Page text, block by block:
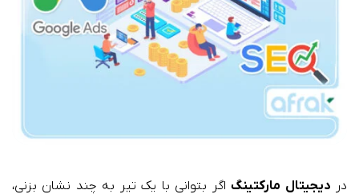
در دیجیتال مارکتینگاگر بتوانی با یک تیر به چند نشان بزنی،